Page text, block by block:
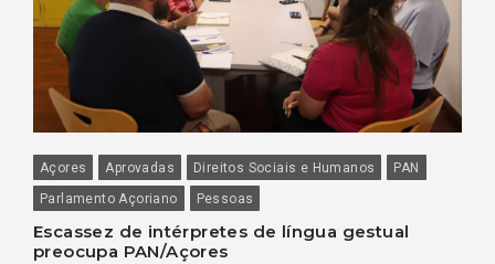
Açores Aprovadas Direitos Sociais e Humanos
PAN
Parlamento Açoriano
Pessoas
Escassez de intérpretes de língua gestual
preocupa PAN/Açores